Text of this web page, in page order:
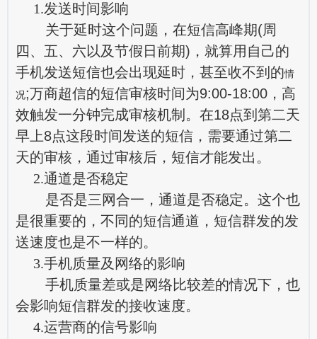
1.发送时间影响
关于延时这个问题，在短信高峰期(周
四、五、六以及节假日前期)，就算用自己的
手机发送短信也会出现延时，甚至收不到的情
况;万商超信的短信审核时间为9:00-18:00，高
效触发一分钟完成审核机制。在18点到第二天
早上8点这段时间发送的短信，需要通过第二
天的审核，通过审核后，短信才能发出。
2.通道是否稳定
是否是三网合一，通道是否稳定。这个也
是很重要的，不同的短信通道，短信群发的发
送速度也是不一样的。
3.手机质量及网络的影响
手机质量差或是网络比较差的情况下，也
会影响短信群发的接收速度。
4.运营商的信号影响